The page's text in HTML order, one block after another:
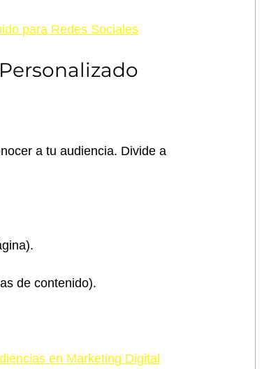
para Redes Sociales
a tu audiencia. Divide a
de contenido).
en Marketing Digital